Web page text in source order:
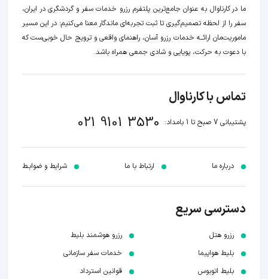
ما در کارناوال به عنوان جامع‌ترین پلتفرم رزرو خدمات سفر و گردشگری در ایران،
سفر را از لحظه‌ تصمیم‌گیری تا ثبت تجربه‌ای ماندگار معنا می‌کنیم؛ در این مسیر‍
ماموریت‌مان اراﺋــﻪ خدمات رزرو آسان، راهنمای واقعی و ترویج حال خوبی‌ست که
با دعوت به حرکت، پویایی و شادی جمعی همراه باشد.
تماس با کارناوال
پشتیبانی 7 صبح تا 1 بامداد: 021 9101 3530
درباره ما ارتباط با ما شرایط و ضوابـط
دسترسی سریع
رزرو هتل
بلیط هواپیما
بلیط اتوبوس
رزرو هوشمند بلیط
خدمات سفر سازمانی
قوانین استرداد